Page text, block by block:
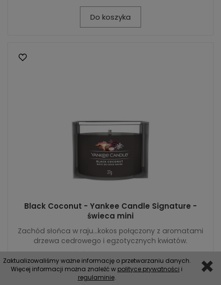
Do koszyka
Black Coconut - Yankee Candle Signature -
świeca mini
Zachód słońca w raju…kokos połączony z aromatami
drzewa cedrowego i egzotycznych kwiatów.
16,80 zł
Do koszyka
Zaktualizowaliśmy ważne informację o przetwarzaniu danych.
Więcej informacji można znaleźć w polityce prywatności i
regulaminie.